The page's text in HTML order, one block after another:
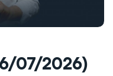
07/2026)